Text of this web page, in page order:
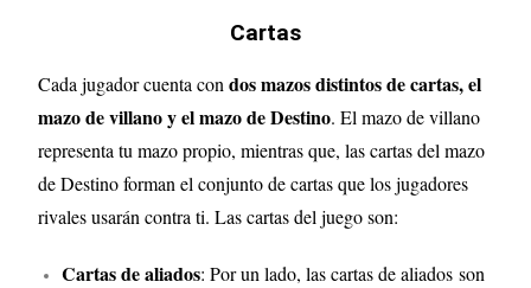
Cartas
Cada jugador cuenta condos mazos distintos de cartas, el
mazo de villano y el mazo de Destino. El mazo de villano
representa tu mazo propio, mientras que, las cartas del mazo
de Destino forman el conjunto de cartas que los jugadores
rivales usarán contra ti. Las cartas del juego son:
Cartas de aliados: Por un lado, las cartas de aliados son